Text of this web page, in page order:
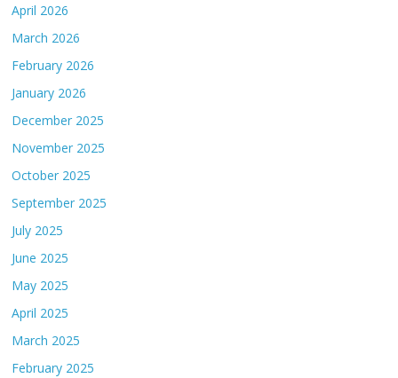
April 2026
March 2026
February 2026
January 2026
December 2025
November 2025
October 2025
September 2025
July 2025
June 2025
May 2025
April 2025
March 2025
February 2025